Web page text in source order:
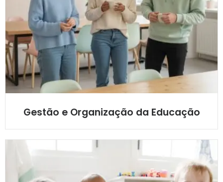
Gestão e Organização da Educação